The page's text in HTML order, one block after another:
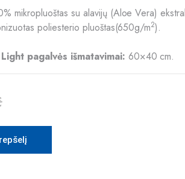
mikropluoštas su alavijų (Aloe Vera)
poliesterio pluoštas(650g/m2).
pagalvės išmatavimai: 60×40 cm.